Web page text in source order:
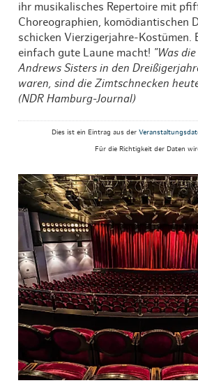
ihr musikalisches Repertoire mit
Choreographien, komödiantischen
schicken Vierzigerjahre-Kostümen.
einfach gute Laune macht! "Was
Andrews Sisters in den
waren,sind die Zimtschnecken
(NDR Hamburg-Journal)
Dies ist ein Eintrag aus der
Für die Richtigkeit der Daten